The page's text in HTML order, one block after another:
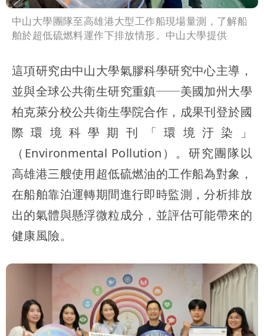
中山大學團隊至高雄港大型工作船現場量測，了解船
舶於超低硫燃料運作下排放情形。中山大學提供
這項研究由中山大學氣膠科學研究中心主導，
並與全球公共衛生研究重鎮──美國加州大學
柏克萊分校公共衛生學院合作，成果刊登於國
際環境科學期刊「環境汙染」
（Environmental Pollution）。研究團隊以
高雄港三艘使用超低硫燃油的工作船為對象，
在船舶靠泊運轉期間進行即時監測，分析排放
出的氣體與懸浮微粒成分，並評估可能帶來的
健康風險。